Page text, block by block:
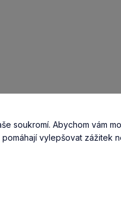
soukromí. Abychom vám
vylepšovat zážitek